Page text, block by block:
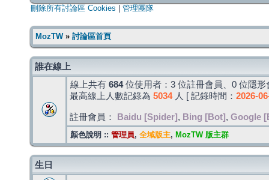
刪除所有討論區 Cookies 管理團隊
MozTW» 討論區首頁
誰在線上
線上共有 684位使用者：3 位註冊會員、0 位隱
最高線上人數記錄為 5034人 [ 記錄時間： 2026-
註冊會員： Baidu [Spider] , Bing [Bot] , Google
顏色說明 :: 管理員, 全域版主, MozTW 版主群
生日